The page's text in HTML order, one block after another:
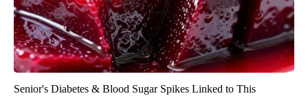
Senior's Diabetes & Blood Sugar Spikes Linked to This